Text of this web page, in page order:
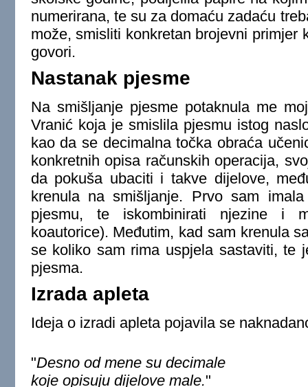
numerirana, te su za domaću zadaću
može, smisliti konkretan brojevni primjer
govori.
Nastanak pjesme
Na smišljanje pjesme potaknula me
Vranić koja je smislila pjesmu istog
kao da se decimalna točka obraća
konkretnih opisa računskih operacija,
da pokuša ubaciti i takve dijelove,
krenula na smišljanje. Prvo sam
pjesmu, te iskombinirati njezine i
koautorice). Međutim, kad sam krenula
se koliko sam rima uspjela sastaviti, te
pjesma.
Izrada apleta
Ideja o izradi apleta pojavila se
"Desno od mene su decimale
koje opisuju dijelove male."